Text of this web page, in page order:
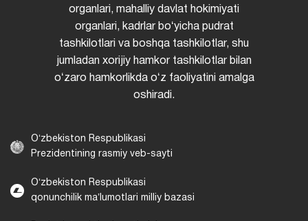
organlari, mahalliy davlat hokimiyati
organlari, kadrlar boʻyicha pudrat
tashkilotlari va boshqa tashkilotlar, shu
jumladan xorijiy hamkor tashkilotlar bilan
oʻzaro hamkorlikda oʻz faoliyatini amalga
oshiradi.
Oʻzbekiston Respublikasi
Prezidentining rasmiy veb-sayti
Oʻzbekiston Respublikasi
qonunchilik maʼlumotlari milliy bazasi